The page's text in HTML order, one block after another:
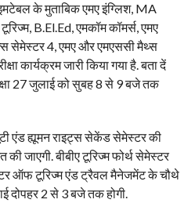
के मुताबिक एमए इंग्लिश, MA
B.El.Ed, एमकॉम कॉमर्स, एमए
सेमेस्टर 4, एमए और एमएससी मैथ्स
कार्यक्रम जारी किया गया है. बता दें
27 जुलाई को सुबह 8 से 9 बजे तक
एंड ह्यूमन राइट्स सेकेंड सेमेस्टर की
जाएगी. बीबीए टूरिज्म फोर्थ सेमेस्टर
ऑफ टूरिज्म एंड ट्रैवल मैनेजमेंट के चौथे
दोपहर 2 से 3 बजे तक होगी.